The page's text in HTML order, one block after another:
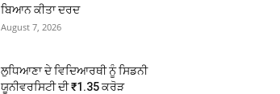
ਬਿਆਨ ਕੀਤਾ ਦਰਦ
August 7, 2026
ਲੁਧਿਆਣਾ ਦੇ ਵਿਦਿਆਰਥੀ ਨੂੰ ਸਿਡਨੀ
ਯੂਨੀਵਰਸਿਟੀ ਦੀ ₹1.35 ਕਰੋੜ